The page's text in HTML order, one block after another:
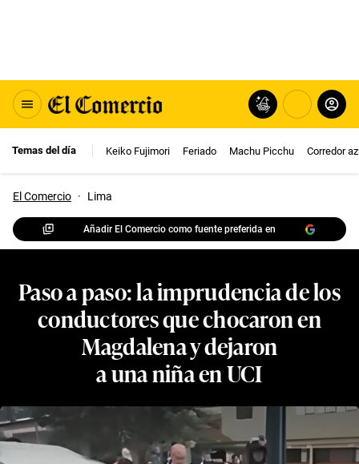
Temas del día Keiko Fujimori Feriado Machu Picchu Corredor
El Comercio · Lima
Añadir El Comercio como fuente preferida en
Paso a paso: la imprudencia de los
conductores que chocaron en
Magdalena y dejaron
a una niña en UCI